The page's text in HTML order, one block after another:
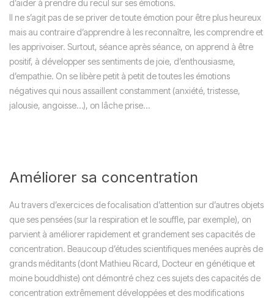
d’aider à prendre du recul sur ses émotions.
Il ne s’agit pas de se priver de toute émotion pour être plus heureux
mais au contraire d’apprendre à les reconnaître, les comprendre et
les apprivoiser. Surtout, séance après séance, on apprend à être
positif, à développer ses sentiments de joie, d’enthousiasme,
d’empathie. On se libère petit à petit de toutes les émotions
négatives qui nous assaillent constamment (anxiété, tristesse,
jalousie, angoisse…), on lâche prise…
Améliorer sa concentration
Au travers d’exercices de focalisation d’attention sur d’autres objets
que ses pensées (sur la respiration et le souffle, par exemple), on
parvient à améliorer rapidement et grandement ses capacités de
concentration. Beaucoup d’études scientifiques menées auprès de
grands méditants (dont Mathieu Ricard, Docteur en génétique et
moine bouddhiste) ont démontré chez ces sujets des capacités de
concentration extrêmement développées et des modifications